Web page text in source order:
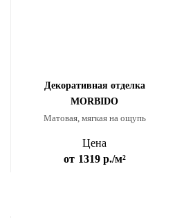
Декоративная отделка
MORBIDO
Матовая, мягкая на ощупь
Цена
от 1319 р./м²